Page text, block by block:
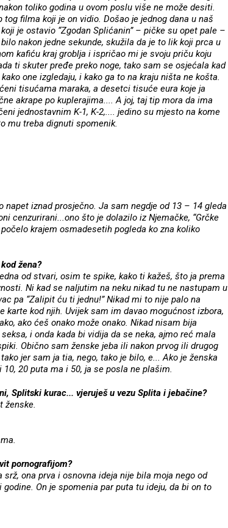
toliko godina u ovom poslu više ne može desiti.
filma koji je on vidio. Došao je jednog dana u naš
je ostavio “Zgodan Splićanin” – pičke su opet pale –
nakon jedne sekunde, skužila da je to lik koji prca u
kafiću kraj groblja i ispričao mi je svoju priču koju
ti skuter pređe preko noge, tako sam se osjećala kad
one izgledaju, i kako ga to na kraju ništa ne košta.
tisućama maraka, a desetci tisuće eura koje ja
akrape po kuplerajima.... A joj, taj tip mora da ima
jednostavnim K-1, K-2,.... jedino su mjesto na kome
mu treba dignuti spomenik.
iznad prosječno. Ja sam negdje od 13 – 14 gleda
cenzurirani...ono što je dolazilo iz Njemačke, “Grčke
krajem osmadesetih pogleda ko zna koliko
žena?
od stvari, osim te spike, kako ti kažeš, što ja prema
Ni kad se naljutim na neku nikad tu ne nastupam u
pa “Zalipit ću ti jednu!” Nikad mi to nije palo na
karte kod njih. Uvijek sam im davao mogućnost izbora,
ako ćeš onako može onako. Nikad nisam bija
i onda kada bi vidija da se neka, ajmo reć mala
Obično sam ženske jeba ili nakon prvog ili drugog
jer sam ja tia, nego, tako je bilo, e... Ako je ženska
20 puta ma i 50, ja se posla ne plašim.
Splitski kurac... vjeruješ u vezu Splita i jebačine?
ženske.
pornografijom?
ona prva i osnovna ideja nije bila moja nego od
On je spomenia par puta tu ideju, da bi on to